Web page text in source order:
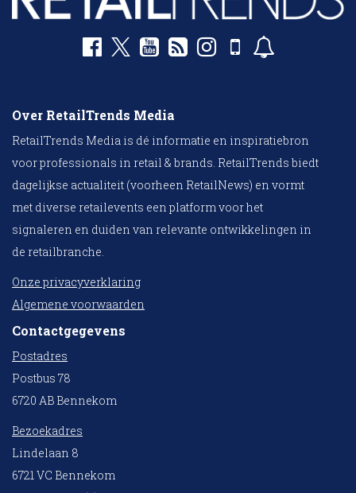
Over RetailTrends Media
RetailTrends Media is dé informatie en inspiratiebron
voor professionals in retail & brands. RetailTrends biedt
dagelijkse actualiteit (voorheen RetailNews) en vormt
met diverse retailevents een platform voor het
signaleren en duiden van relevante ontwikkelingen in
de retailbranche.
Onze privacyverklaring
Algemene voorwaarden
Contactgegevens
Postadres
Postbus 78
6720 AB Bennekom
Bezoekadres
Lindelaan 8
6721 VC Bennekom